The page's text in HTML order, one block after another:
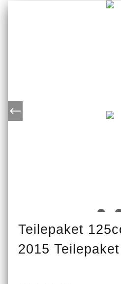
Teilepaket
2015